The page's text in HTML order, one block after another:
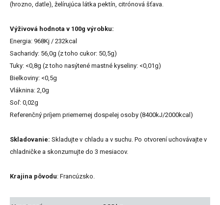
(hrozno, datle), želírujúca látka pektín, citrónová šťava.
Výživová hodnota v 100g výrobku:
Energia: 968Kj / 232kcal
Sacharidy: 56,0g (z toho cukor: 50,5g)
Tuky: <0,8g (z toho nasýtené mastné kyseliny: <0,01g)
Bielkoviny: <0,5g
Vláknina: 2,0g
Soľ: 0,02g
Referenčný príjem priemernej dospelej osoby (8400kJ/2000kcal)
Skladovanie: Skladujte v chladu a v suchu. Po otvorení uchovávajte v
chladničke a skonzumujte do 3 mesiacov.
Krajina pôvodu: Francúzsko.